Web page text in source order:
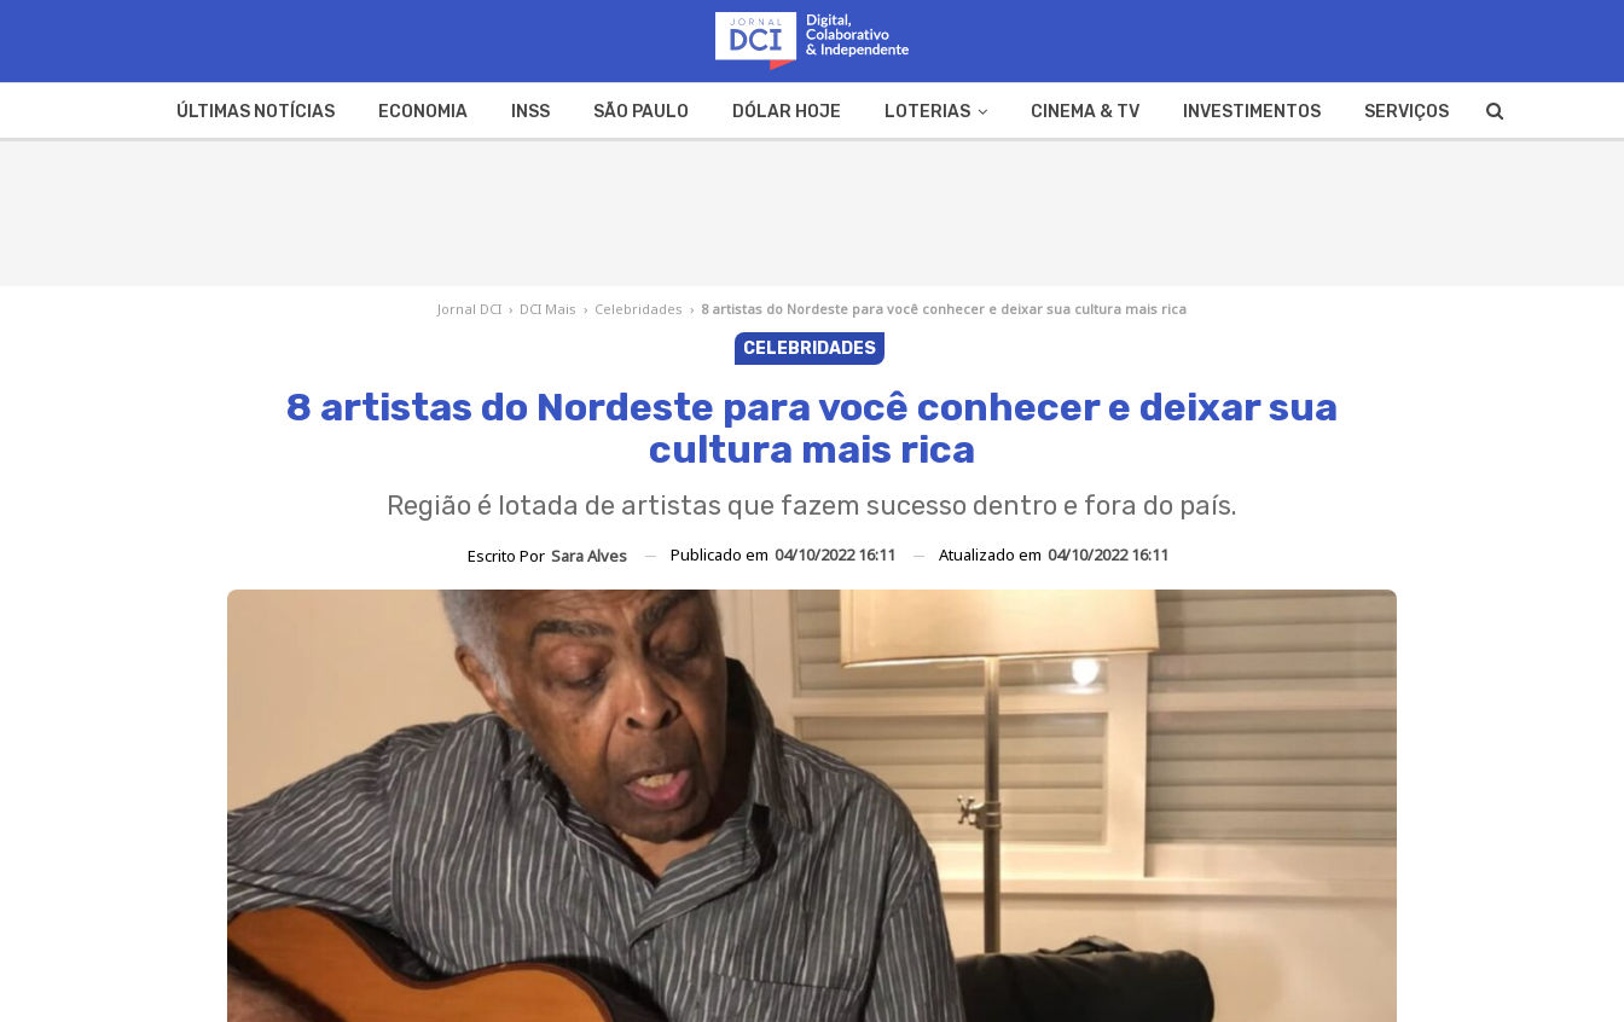
ÚLTIMAS NOTÍCIAS ECONOMIA INSS SÃO PAULO DÓLAR HOJE LOTERIAS CINEMA & TV INVESTIMENTOS SERVIÇOS
Jornal DCI › DCI Mais › Celebridades › 8 artistas do Nordeste para você conhecer e deixar sua cultura mais rica
CELEBRIDADES
8 artistas do Nordeste para você conhecer e deixar sua
cultura mais rica
Região é lotada de artistas que fazem sucesso dentro e fora do país.
Escrito Por Sara Alves Publicado em 04/10/2022 16:11 Atualizado em 04/10/2022 16:11